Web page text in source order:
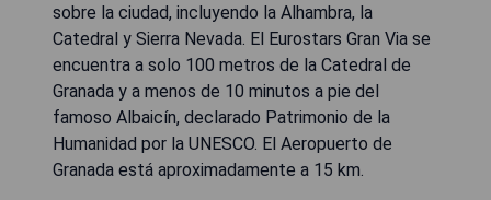
sobre la ciudad, incluyendo la Alhambra, la
Catedral y Sierra Nevada. El Eurostars Gran Via se
encuentra a solo 100 metros de la Catedral de
Granada y a menos de 10 minutos a pie del
famoso Albaicín, declarado Patrimonio de la
Humanidad por la UNESCO. El Aeropuerto de
Granada está aproximadamente a 15 km.